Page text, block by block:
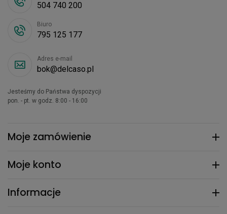
Moje zamówienie
Moje konto
Informacje
504 740 200
Biuro
795 125 177
Adres e-mail
bok@delcaso.pl
Jesteśmy do Państwa dyspozycji
pon. - pt. w godz. 8:00 - 16:00